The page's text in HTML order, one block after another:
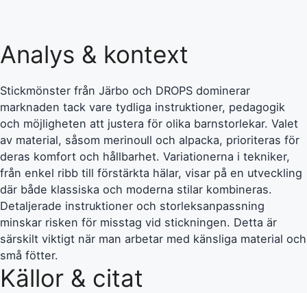
Analys & kontext
Stickmönster från Järbo och DROPS dominerar
marknaden tack vare tydliga instruktioner, pedagogik
och möjligheten att justera för olika barnstorlekar. Valet
av material, såsom merinoull och alpacka, prioriteras för
deras komfort och hållbarhet. Variationerna i tekniker,
från enkel ribb till förstärkta hälar, visar på en utveckling
där både klassiska och moderna stilar kombineras.
Detaljerade instruktioner och storleksanpassning
minskar risken för misstag vid stickningen. Detta är
särskilt viktigt när man arbetar med känsliga material och
små fötter.
Källor & citat